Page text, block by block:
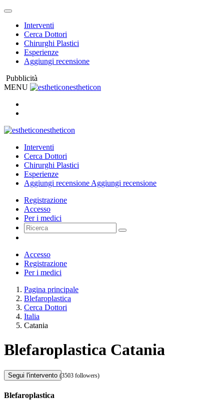
Interventi
Cerca Dottori
Chirurghi Plastici
Esperienze
Aggiungi recensione
Pubblicità
MENU
estheticon
estheticon
Interventi
Cerca Dottori
Chirurghi Plastici
Esperienze
Aggiungi recensione Aggiungi recensione
Registrazione
Accesso
Per i medici
Accesso
Registrazione
Per i medici
Pagina principale
Blefaroplastica
Cerca Dottori
Italia
Catania
Blefaroplastica Catania
Segui l'intervento (3503 followers)
Blefaroplastica